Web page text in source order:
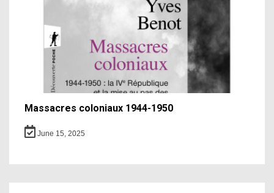
Massacres coloniaux 1944-1950
June 15, 2025